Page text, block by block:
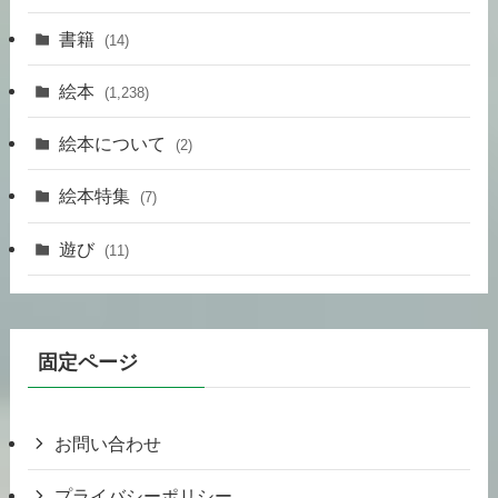
書籍 (14)
絵本 (1,238)
絵本について (2)
絵本特集 (7)
遊び (11)
固定ページ
お問い合わせ